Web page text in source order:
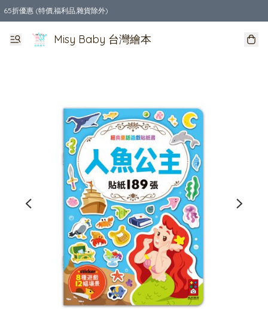
65折優惠 (特價,福利品,雜貨除外)
全店購物滿$550，免運費
Misy Baby 台灣繪本